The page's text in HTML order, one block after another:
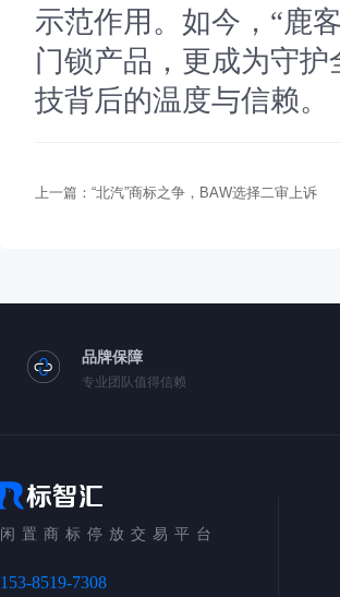
示范作用。如今，“鹿
门锁产品，更成为守
技背后的温度与信赖。
上一篇： “北汽”商标之争，BAW选择二审上诉
品牌保障
专业团队值得信赖
闲置商标停放交易平台
153-8519-7308